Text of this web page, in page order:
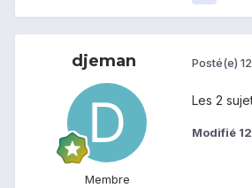
djeman
Membre
Posté(e)
Les 2
Modifié